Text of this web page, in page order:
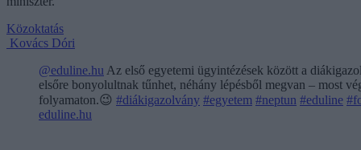
Közoktatás
Kovács Dóri
@eduline.hu Az első egyetemi ügyintézések között a
elsőre bonyolultnak tűnhet, néhány lépésből megvan – most
folyamaton.😉 #diákigazolvány #egyetem #neptun #eduline
eduline.hu